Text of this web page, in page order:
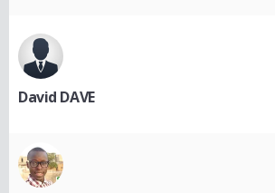
David DAVE